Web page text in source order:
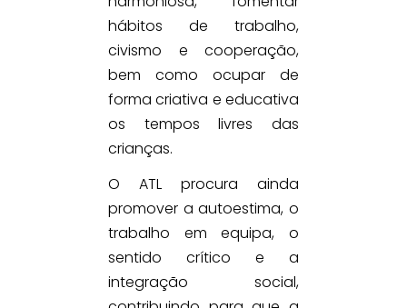
hábitos de trabalho,
civismo e cooperação,
bem como ocupar de
forma criativa e educativa
os tempos livres das
crianças.
O ATL procura ainda
promover a autoestima, o
trabalho em equipa, o
sentido crítico e a
integração social,